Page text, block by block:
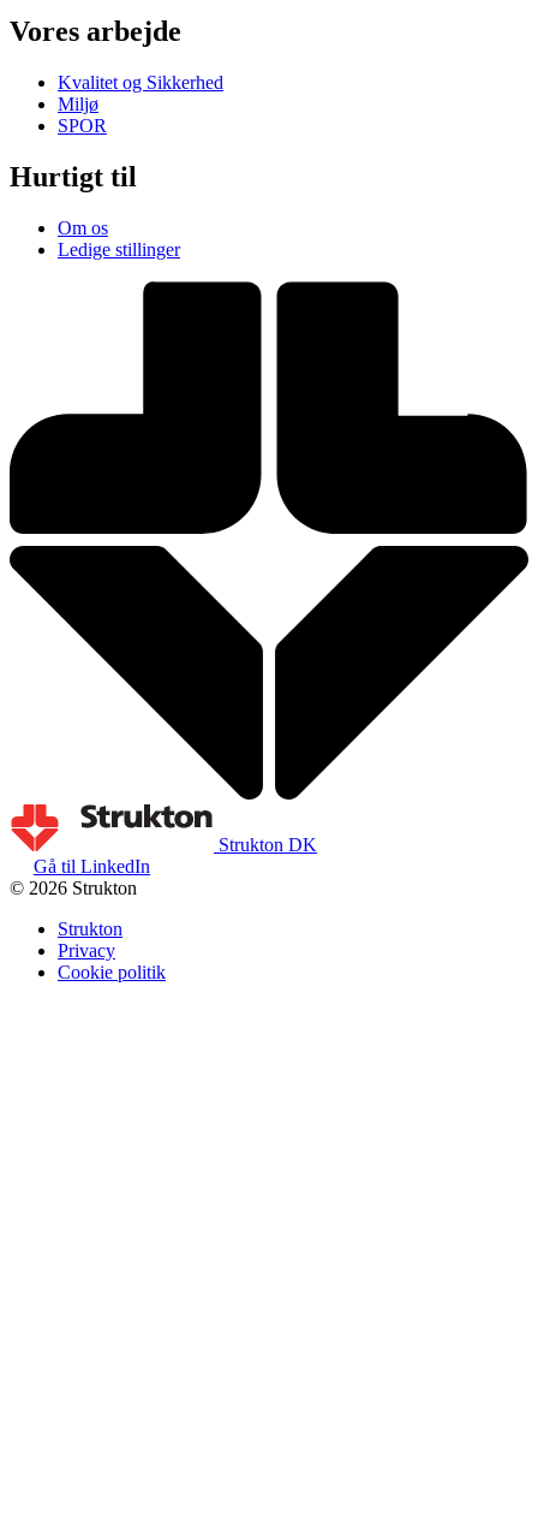
Vores arbejde
Kvalitet og Sikkerhed
Miljø
SPOR
Hurtigt til
Om os
Ledige stillinger
Strukton DK
Gå til LinkedIn
© 2026 Strukton
Strukton
Privacy
Cookie politik